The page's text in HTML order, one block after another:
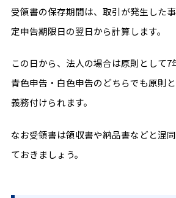
受領書の保存期間は、取引が発生した
定申告期限日の翌日から計算します。
この日から、法人の場合は原則として7
青色申告・白色申告のどちらでも原則
義務付けられます。
なお受領書は領収書や納品書などと混
ておきましょう。